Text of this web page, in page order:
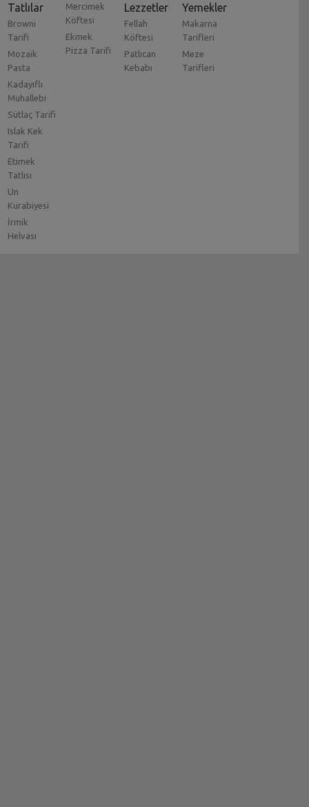
Tatlılar
Browni
Tarifi
Mozaik
Pasta
Kadayıflı
Muhallebi
Sütlaç Tarifi
Islak Kek
Tarifi
Etimek
Tatlısı
Un
Kurabiyesi
İrmik
Helvası
Mercimek
Köftesi
Ekmek
Pizza Tarifi
Lezzetler
Fellah
Köftesi
Patlıcan
Kebabı
Yemekler
Makarna
Tarifleri
Meze
Tarifleri